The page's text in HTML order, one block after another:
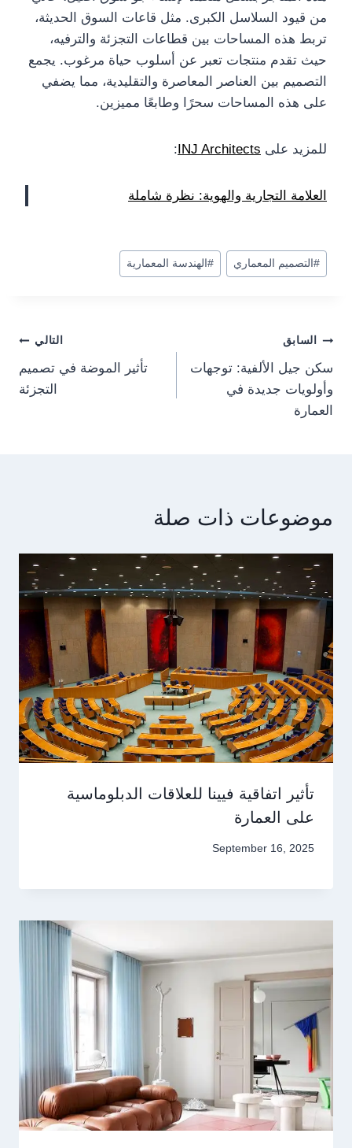
من قيود السلاسل الكبرى. مثل قاعات السوق الحديثة،
تربط هذه المساحات بين قطاعات التجزئة والترفيه،
حيث تقدم منتجات تعبر عن أسلوب حياة مرغوب. يجمع
التصميم بين العناصر المعاصرة والتقليدية، مما يضفي
على هذه المساحات سحرًا وطابعًا مميزين.
للمزيد على INJ Architects
:
العلامة التجارية والهوية: نظرة شاملة
وسوم
المقال:
# التصميم المعماري # الهندسة المعمارية
Post
navigation
السابق
سكن جيل الألفية: توجهات
وأولويات جديدة في
العمارة
التالي
تأثير الموضة في تصميم
التجزئة
موضوعات ذات صلة
تأثير اتفاقية فيينا للعلاقات الدبلوماسية
على العمارة
September 16, 2025